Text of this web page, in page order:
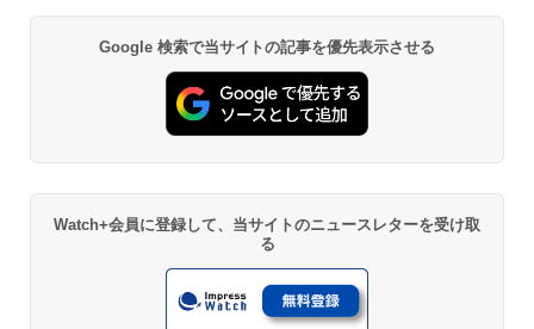
Google 検索で当サイトの記事を優先表示させる
Watch+会員に登録して、当サイトのニュースレターを受け取
る